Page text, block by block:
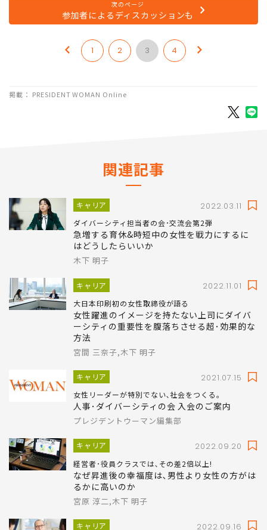
『プレジデント ウーマン』の木下明子編集長
次のページ
参加者によるディスカッションも
関連記事
キャリア
ダイバーシティ担当者の会･交流会第2弾
はどうしたらいいか
木下 明子
キャリア 2022.11.01
大日本印刷初の女性取締役が語る
女性躍進のイメージを持たない上司にダイバ
方法
宮間 三奈子,木下 明子
人事･ダイバーシティの会 入会のご案内
プレジデントウーマン編集部
キャリア
経営者･役員クラスでは､その差2倍以上!
るかに高いのか